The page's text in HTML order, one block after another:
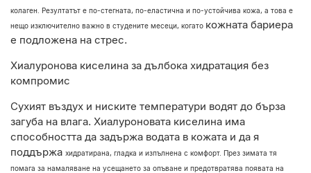
колаген. Резултатът е по-стегната, по-еластична и по-устойчива кожа, а това е
нещо изключително важно в студените месеци, когато кожната бариера
е подложена на стрес.
Хиалуронова киселина за дълбока хидратация без
компромис
Сухият въздух и ниските температури водят до бърза
загуба на влага. Хиалуроновата киселина има
способността да задържа водата в кожата и да я
поддържа хидратирана, гладка и изпълнена с комфорт. През зимата тя
помага за намаляване на усещането за опъване и предотвратява появата на